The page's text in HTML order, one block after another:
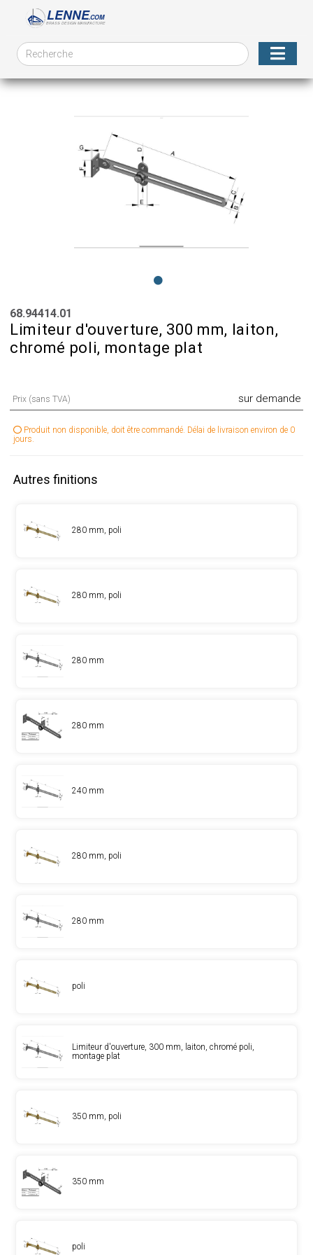
68.94414.01
Limiteur d'ouverture, 300 mm, laiton,
chromé poli, montage plat
Prix (sans TVA) sur demande
Produit non disponible, doit être commandé. Délai de livraison environ de 0
jours.
Autres finitions
280 mm, poli
280 mm, poli
280 mm
280 mm
240 mm
280 mm, poli
280 mm
poli
Limiteur d'ouverture, 300 mm, laiton, chromé poli,
montage plat
350 mm, poli
350 mm
poli